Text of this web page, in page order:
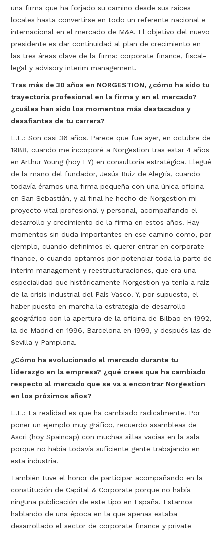
una firma que ha forjado su camino desde sus raíces
locales hasta convertirse en todo un referente nacional e
internacional en el mercado de M&A. El objetivo del nuevo
presidente es dar continuidad al plan de crecimiento en
las tres áreas clave de la firma: corporate finance, fiscal-
legal y advisory interim management.
Tras más de 30 años en NORGESTION, ¿cómo ha sido tu
trayectoria profesional en la firma y en el mercado?
¿cuáles han sido los momentos más destacados y
desafiantes de tu carrera?
L.L.: Son casi 36 años. Parece que fue ayer, en octubre de
1988, cuando me incorporé a Norgestion tras estar 4 años
en Arthur Young (hoy EY) en consultoría estratégica. Llegué
de la mano del fundador, Jesús Ruiz de Alegría, cuando
todavía éramos una firma pequeña con una única oficina
en San Sebastián, y al final he hecho de Norgestion mi
proyecto vital profesional y personal, acompañando el
desarrollo y crecimiento de la firma en estos años. Hay
momentos sin duda importantes en ese camino como, por
ejemplo, cuando definimos el querer entrar en corporate
finance, o cuando optamos por potenciar toda la parte de
interim management y reestructuraciones, que era una
especialidad que históricamente Norgestion ya tenía a raíz
de la crisis industrial del País Vasco. Y, por supuesto, el
haber puesto en marcha la estrategia de desarrollo
geográfico con la apertura de la oficina de Bilbao en 1992,
la de Madrid en 1996, Barcelona en 1999, y después las de
Sevilla y Pamplona.
¿Cómo ha evolucionado el mercado durante tu
liderazgo en la empresa? ¿qué crees que ha cambiado
respecto al mercado que se va a encontrar Norgestion
en los próximos años?
L.L.: La realidad es que ha cambiado radicalmente. Por
poner un ejemplo muy gráfico, recuerdo asambleas de
Ascri (hoy Spaincap) con muchas sillas vacías en la sala
porque no había todavía suficiente gente trabajando en
esta industria.
También tuve el honor de participar acompañando en la
constitución de Capital & Corporate porque no había
ninguna publicación de este tipo en España. Estamos
hablando de una época en la que apenas estaba
desarrollado el sector de corporate finance y private